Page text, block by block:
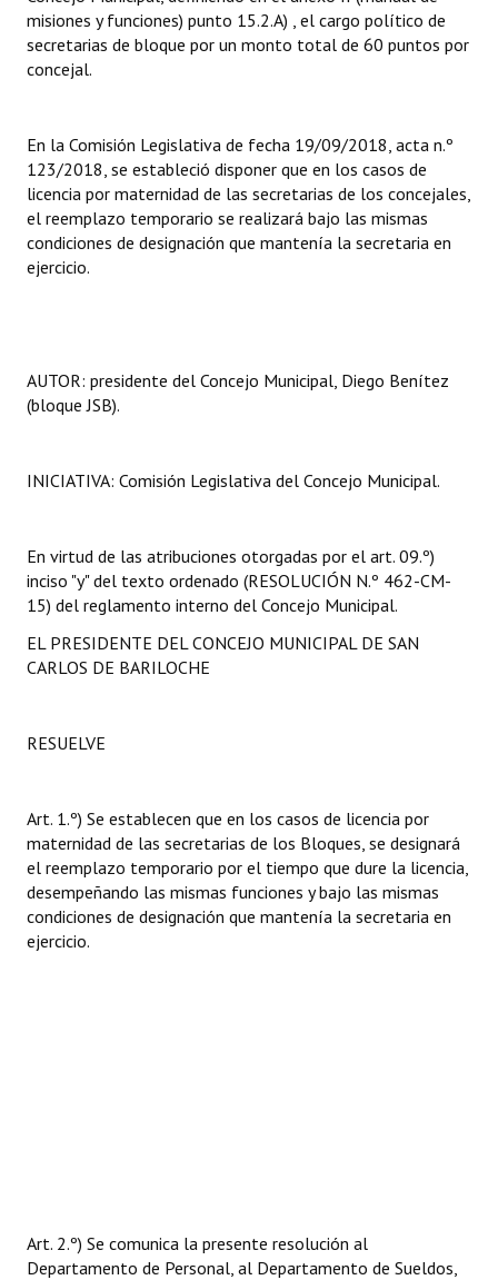
Declaraciones
Resoluciones
INSTITUCIONAL
Antiguos Pobladores
Noticias Destacadas
Premio al Mérito - Registro
Mujeres que Dejaron Huellas - Registro
Ciudadano Ilustre - Registro
Banca del Vecino - Registro
Huéspedes de Honor - Registro
Bariloche, Municipio intercultural
Entrega de distinciones
REFORMA DE LA CARTA ORGÁNICA
misiones y funciones) punto 15.2.A) , el cargo político de
secretarias de bloque por un monto total de 60 puntos por
concejal.
En la Comisión Legislativa de fecha 19/09/2018, acta n.º
123/2018, se estableció disponer que en los casos de
licencia por maternidad de las secretarias de los concejales,
el reemplazo temporario se realizará bajo las mismas
condiciones de designación que mantenía la secretaria en
ejercicio.
AUTOR: presidente del Concejo Municipal, Diego Benítez
(bloque JSB).
INICIATIVA: Comisión Legislativa del Concejo Municipal.
En virtud de las atribuciones otorgadas por el art. 09.º)
inciso "y" del texto ordenado (RESOLUCIÓN N.º 462-CM-
15) del reglamento interno del Concejo Municipal.
EL PRESIDENTE DEL CONCEJO MUNICIPAL DE SAN
CARLOS DE BARILOCHE
RESUELVE
Art. 1.º) Se establecen que en los casos de licencia por
maternidad de las secretarias de los Bloques, se designará
el reemplazo temporario por el tiempo que dure la licencia,
desempeñando las mismas funciones y bajo las mismas
condiciones de designación que mantenía la secretaria en
ejercicio.
Art. 2.º) Se comunica la presente resolución al
Departamento de Personal, al Departamento de Sueldos,